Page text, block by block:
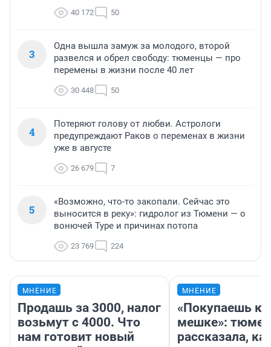
40 172 50
3
Одна вышла замуж за молодого, второй
развелся и обрел свободу: тюменцы — про
перемены в жизни после 40 лет
30 448 50
4
Потеряют голову от любви. Астрологи
предупреждают Раков о переменах в жизни
уже в августе
26 679 7
5
«Возможно, что-то закопали. Сейчас это
выносится в реку»: гидролог из Тюмени — о
вонючей Туре и причинах потопа
23 769 224
МНЕНИЕ
Продашь за 3000, налог
возьмут с 4000. Что
нам готовит новый
МНЕНИЕ
«Покупаешь
мешке»:
рассказала,